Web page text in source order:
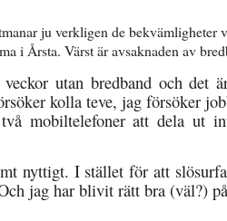
ju verkligen de bekvämligheter
i Årsta. Värst är avsaknaden av
utan bredband och det
kolla teve, jag försöker
två mobiltelefoner att dela ut
nyttigt. I stället för att
jag har blivit rätt bra (väl?)